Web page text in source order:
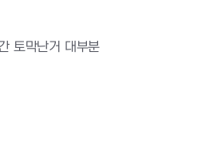
토막난거 대부분